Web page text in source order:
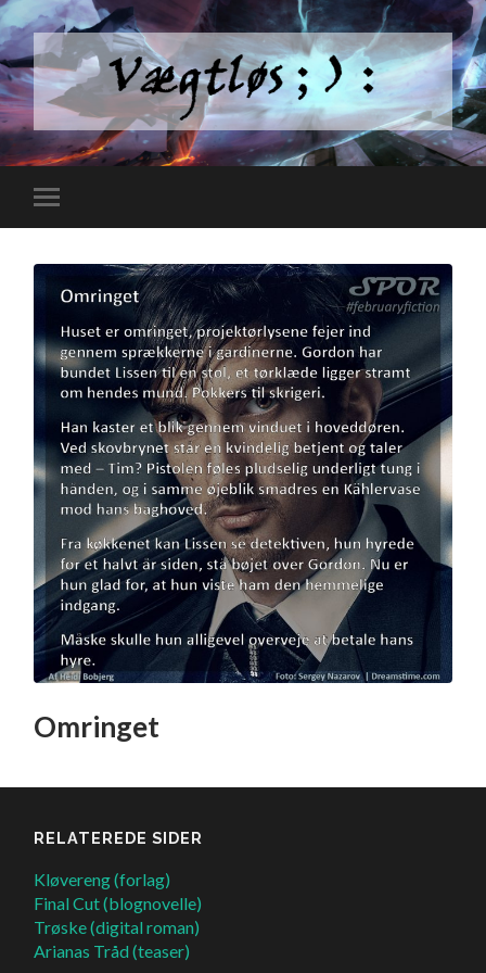
Omringet
RELATEREDE SIDER
Kløvereng (forlag)
Final Cut (blognovelle)
Trøske (digital roman)
Arianas Tråd (teaser)